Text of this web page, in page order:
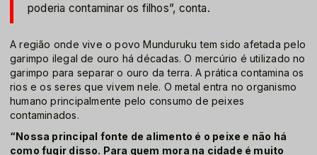
poderia contaminar os filhos”, conta.
A região onde vive o povo Munduruku tem sido afetada pelo
garimpo ilegal de ouro há décadas. O mercúrio é utilizado no
garimpo para separar o ouro da terra. A prática contamina os
rios e os seres que vivem nele. O metal entra no organismo
humano principalmente pelo consumo de peixes
contaminados.
“Nossa principal fonte de alimento é o peixe e não há
como fugir disso. Para quem mora na cidade é muito